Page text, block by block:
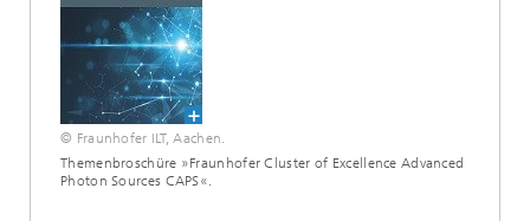
© Fraunhofer ILT, Aachen.
Themenbroschüre »Fraunhofer Cluster of Excellence Advanced
Photon Sources CAPS«.